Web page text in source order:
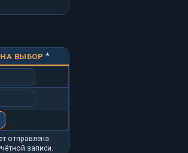
ВЫБОР *
отправлена
записи.